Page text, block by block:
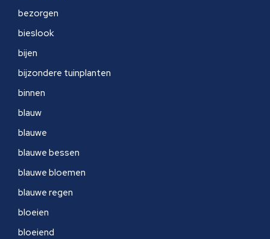
bezorgen
bieslook
bijen
bijzondere tuinplanten
binnen
blauw
blauwe
blauwe bessen
blauwe bloemen
blauwe regen
bloeien
bloeiend